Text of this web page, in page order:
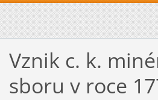
Vznik c. k.
sboru v roce